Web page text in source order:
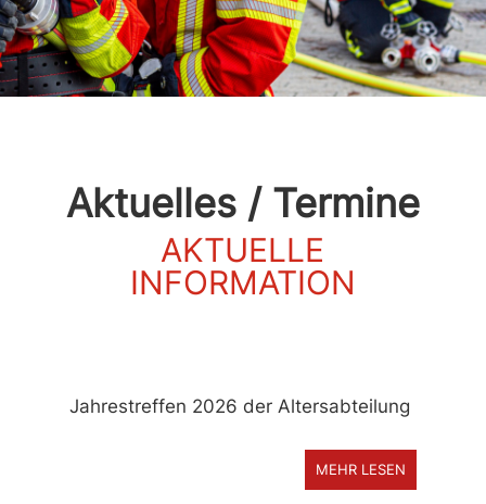
Aktuelles / Termine
AKTUELLE
INFORMATION
Jahrestreffen 2026 der Altersabteilung
MEHR LESEN